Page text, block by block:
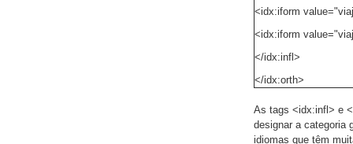
<idx:iform
<idx:iform
</idx:infl>
</idx:orth>
As tags <idx:infl> e
designar a categoria
idiomas que têm